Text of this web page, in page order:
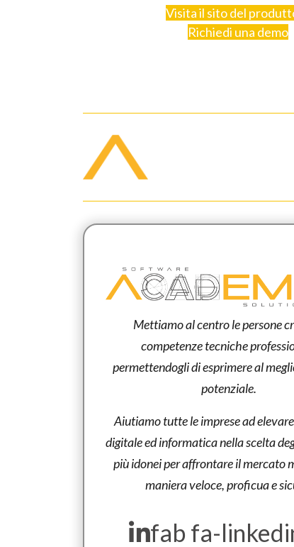
Visita il sito del
Richiedi una demo
Mettiamo al centro le persone
competenze tecniche
permettendogli di esprimere al
potenziale.
Aiutiamo tutte le imprese ad
digitale ed informatica nella scelta
più idonei per affrontare il mercato
maniera veloce, proficua e
fab fa-